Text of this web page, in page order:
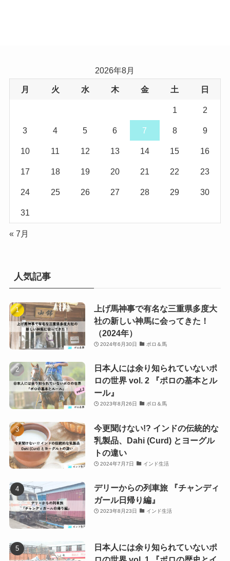
2026年8月
月 火 水 木 金 土 日
1 2
3 4 5 6 7 8 9
10 11 12 13 14 15 16
17 18 19 20 21 22 23
24 25 26 27 28 29 30
31
« 7月
人気記事
上げ馬神事で有名な三重県多度大
社の新しい神馬に会ってきた！
（2024年）
2024年6月30日 ポロ＆馬
日本人には余り知られていないポ
ロの世界 vol. 2 『ポロの基本とル
ール』
2023年8月26日 ポロ＆馬
今更聞けない!? インドの伝統的な
乳製品、Dahi (Curd) とヨーグル
トの違い
2024年7月7日 インド生活
デリーからの列車旅 『チャンディ
ガール日帰り編』
2023年8月23日 インド生活
日本人には余り知られていないポ